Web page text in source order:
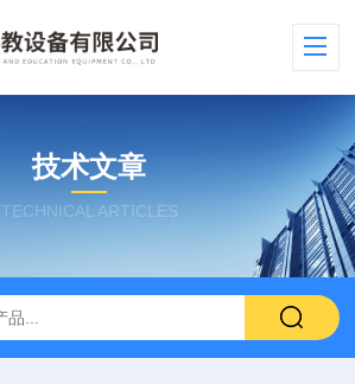
技术文章
TECHNICAL ARTICLES